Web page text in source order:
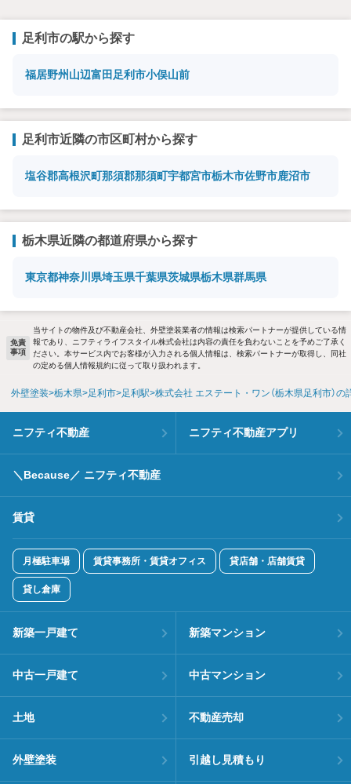
足利市の駅から探す
福居野州山辺富田 足利市小俣山前
足利市近隣の市区町村から探す
塩谷郡高根沢町那須郡那須町宇都宮市栃木市佐野市鹿沼市
栃木県近隣の都道府県から探す
東京都神奈川県埼玉県千葉県茨城県栃木県群馬県
免責
事項
当サイトの物件及び不動産会社、外壁塗装業者の情報は検索パートナーが提供している情
報であり、ニフティライフスタイル株式会社は内容の責任を負わないことを予めご了承く
ださい。本サービス内でお客様が入力される個人情報は、検索パートナーが取得し、同社
の定める個人情報規約に従って取り扱われます。
外壁塗装 栃木県 足利市 足利駅 株式会社 エステート・ワン（栃木県足利市）の
ニフティ不動産 ニフティ不動産アプリ
＼Because／ ニフティ不動産
賃貸
月極駐車場 賃貸事務所・賃貸オフィス 貸店舗・店舗賃貸
貸し倉庫
新築一戸建て 新築マンション
中古一戸建て 中古マンション
土地 不動産売却
外壁塗装 引越し見積もり